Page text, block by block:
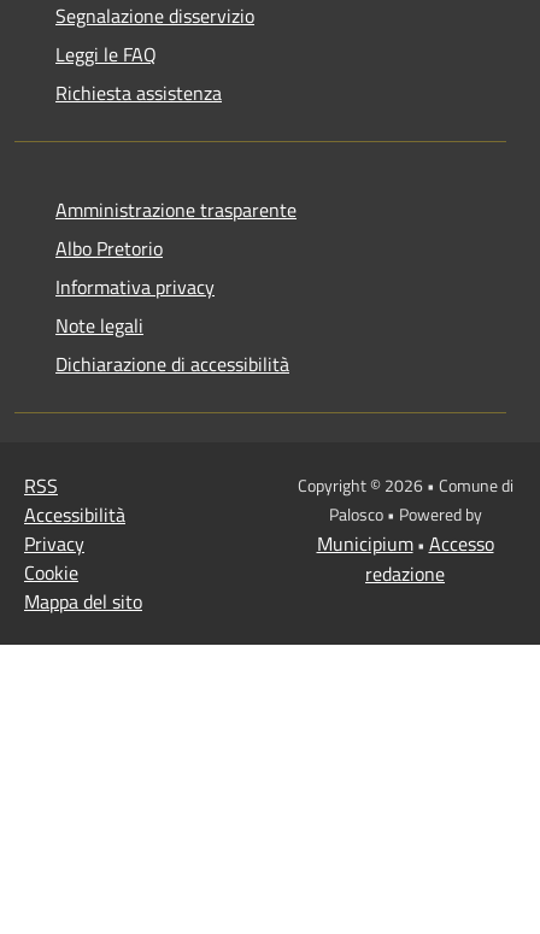
Segnalazione disservizio
Leggi le FAQ
Richiesta assistenza
Amministrazione trasparente
Albo Pretorio
Informativa privacy
Note legali
Dichiarazione di accessibilità
RSS
Accessibilità
Privacy
Cookie
Mappa del sito
Copyright © 2026 • Comune di
Palosco • Powered by
Municipium• Accesso
redazione